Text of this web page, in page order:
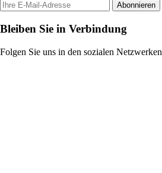
Abonnieren
Bleiben Sie in Verbindung
Folgen Sie uns in den sozialen Netzwerken